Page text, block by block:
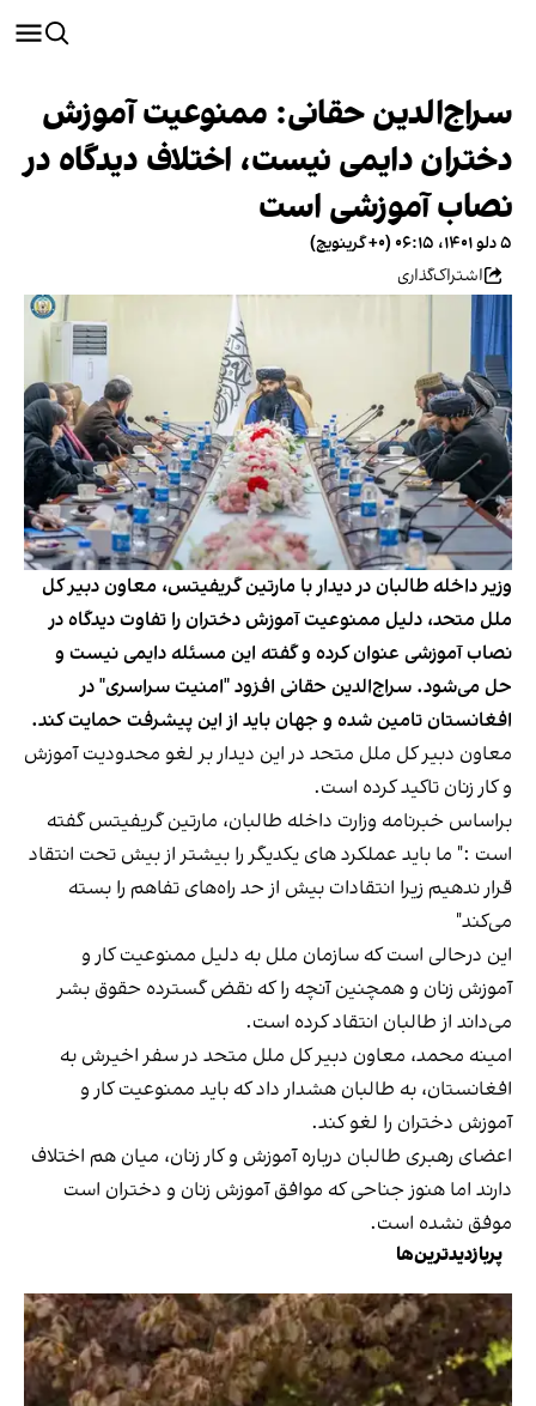
سراج‌الدین حقانی: ممنوعیت آموزش
دختران دایمی نیست، اختلاف دیدگاه در
نصاب آموزشی است
۵ دلو ۱۴۰۱، ۰۶:۱۵ (‎+۰ گرینویچ)
اشتراک‌گذاری
وزیر داخله طالبان در دیدار با مارتین گریفیتس، معاون دبیر کل
ملل متحد، دلیل ممنوعیت آموزش دختران را تفاوت دیدگاه در
نصاب آموزشی عنوان کرده و گفته این مسئله دایمی نیست و
حل می‌شود. سراج‌الدین حقانی افزود "امنیت سراسری" در
افغانستان تامین شده و جهان باید از این پیشرفت حمایت کند.
معاون دبیر کل ملل متحد در این دیدار بر لغو محدودیت آموزش
و کار زنان تاکید کرده است.
براساس خبرنامه وزارت داخله طالبان، مارتین گریفیتس گفته
است :" ما باید عملکرد های یکدیگر را بیشتر از بیش تحت انتقاد
قرار ندهیم زیرا انتقادات بیش از حد راه‌های تفاهم را بسته
می‌کند"
این درحالی است که سازمان ملل به دلیل ممنوعیت کار و
آموزش زنان و همچنین آنچه را که نقض گسترده حقوق بشر
می‌داند از طالبان انتقاد کرده است.
امینه محمد، معاون دبیر کل ملل متحد در سفر اخیرش به
افغانستان، به طالبان هشدار داد که باید ممنوعیت کار و
آموزش دختران را لغو کند.
اعضای رهبری طالبان درباره آموزش و کار زنان، میان هم اختلاف
دارند اما هنوز جناحی که موافق آموزش زنان و دختران است
موفق نشده است.
پربازدیدترین‌ها